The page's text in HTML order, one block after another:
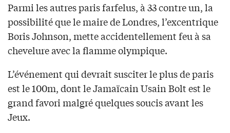
Parmi les autres paris farfelus, à 33 contre un, la
possibilité que le maire de Londres, l’excentrique
Boris Johnson, mette accidentellement feu à sa
chevelure avec la flamme olympique.
L’événement qui devrait susciter le plus de paris
est le 100m, dont le Jamaïcain Usain Bolt est le
grand favori malgré quelques soucis avant les
Jeux.